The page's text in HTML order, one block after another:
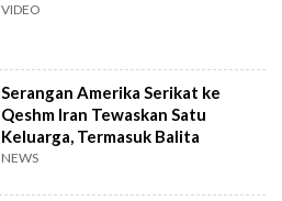
VIDEO
Serangan Amerika Serikat ke
Qeshm Iran Tewaskan Satu
Keluarga, Termasuk Balita
NEWS